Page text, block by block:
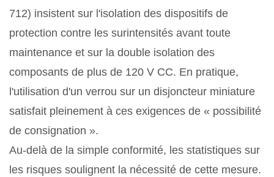
712) insistent sur l'isolation des dispositifs de
protection contre les surintensités avant toute
maintenance et sur la double isolation des
composants de plus de 120 V CC. En pratique,
l'utilisation d'un verrou sur un disjoncteur miniature
satisfait pleinement à ces exigences de « possibilité
de consignation ».
Au-delà de la simple conformité, les statistiques sur
les risques soulignent la nécessité de cette mesure.